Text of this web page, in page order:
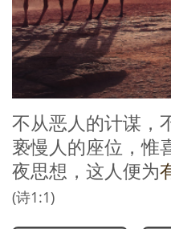
不从恶人的计谋，
亵慢人的座位，惟
夜思想，这人便为
(诗1:1)